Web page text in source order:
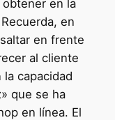
en la
en
en frente
al cliente
capacidad
que se ha
en línea. El